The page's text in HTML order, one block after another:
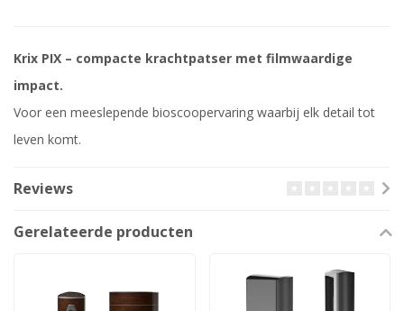
Krix PIX – compacte krachtpatser met filmwaardige
impact.
Voor een meeslepende bioscoopervaring waarbij elk detail tot
leven komt.
Reviews
Gerelateerde producten